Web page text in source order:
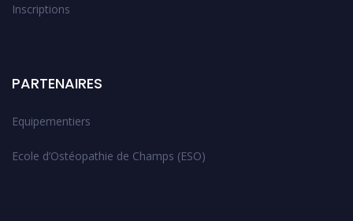
Inscriptions
PARTENAIRES
Equipementiers
Ecole d’Ostéopathie de Champs (ESO)